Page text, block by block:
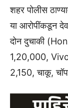
शहर पोलीस
या आरोपींकडून
दोन दुचाकी
1,20,000,
2,150, चाकू,